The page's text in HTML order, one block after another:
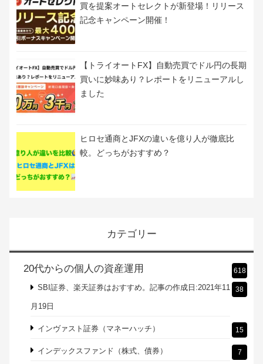
買を提案オートセレクトが新登場！リリース
記念キャンペーン開催！
【トライオートFX】自動売買でドル円の長期
買いに妙味あり？レポートをリニューアルし
ました
ヒロセ通商とJFXの違いを億り人が徹底比
較。どっちがおすすめ？
カテゴリー
20代からの個人の資産運用 618
SBI証券、楽天証券はおすすめ。記事の作成日:2021年11
月19日
38
インヴァスト証券（マネーハッチ） 15
インデックスファンド（株式、債券） 7